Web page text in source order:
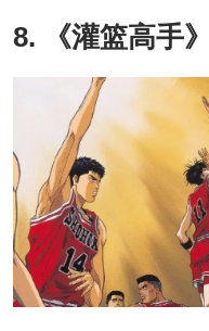
8. 《灌篮高手》